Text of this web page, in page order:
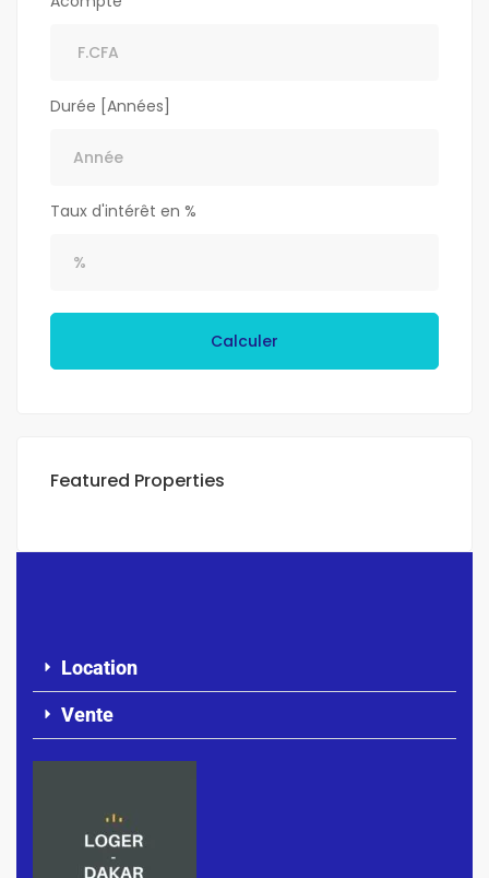
Durée [Années]
Taux d'intérêt en %
Calculer
Featured Properties
Location
Vente